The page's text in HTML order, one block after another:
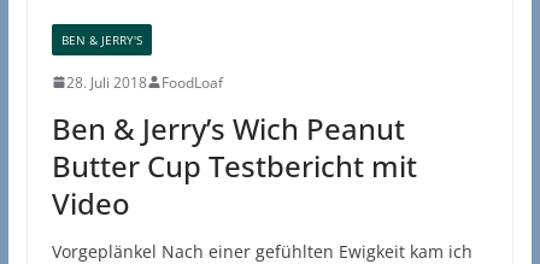
BEN & JERRY'S
28. Juli 2018 FoodLoaf
Ben & Jerry’s Wich Peanut
Butter Cup Testbericht mit
Video
Vorgeplänkel Nach einer gefühlten Ewigkeit kam ich